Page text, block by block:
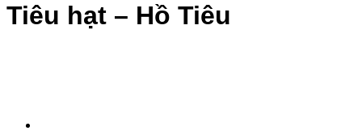
Tiêu hạt – Hồ Tiêu